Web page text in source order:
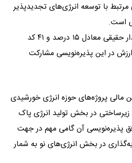
با توسعه انرژی‌های تجدیدپذیر
است.
بیش از ۵ هزار سرمایه‌گذار حقیقی معادل ۱۵ درصد و ۴۱ کد
۸۵ درصد ارزش در این پذیره‌نویسی مشارکت
مالی پروژه‌های حوزه انرژی خورشیدی
در بخش تولید انرژی پاک
پذیره‌نویسی آن گامی مهم در جهت
در بخش انرژی‌های نو به شمار